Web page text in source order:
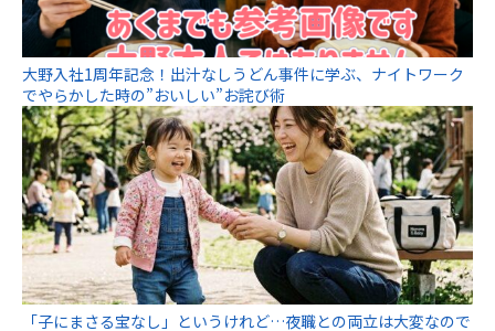
大野入社1周年記念！出汁なしうどん事件に学ぶ、ナイトワーク
でやらかした時の”おいしい”お詫び術
「子にまさる宝なし」というけれど…夜職との両立は大変なので